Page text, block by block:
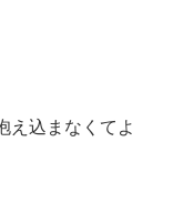
え込まなくてよ